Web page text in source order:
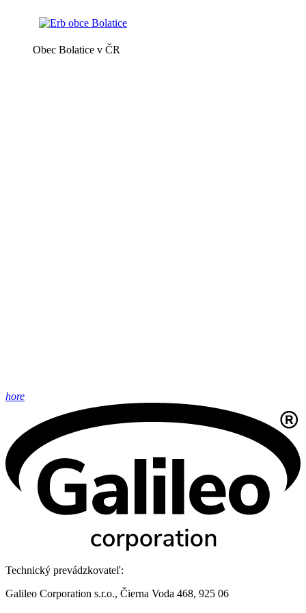
Obec Bolatice v ČR
hore
Technický prevádzkovateľ:
Galileo Corporation s.r.o., Čierna Voda 468, 925 06